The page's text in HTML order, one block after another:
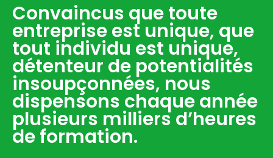
Convaincus que toute
entreprise est unique, que
tout individu est unique,
détenteur de potentialités
insoupçonnées, nous
dispensons chaque année
plusieurs milliers d’heures
de formation.